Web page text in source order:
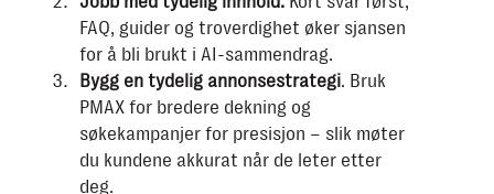
FAQ, guider og troverdighet øker sjansen
for å bli brukt i AI-sammendrag.
Bygg en tydelig annonse­strategi. Bruk
PMAX for bredere dekning og
søkekampanjer for presisjon – slik møter
du kundene akkurat når de leter etter
deg.